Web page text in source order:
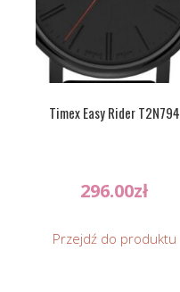
Timex Easy Rider T2N794
296.00zł
Przejdź do produktu